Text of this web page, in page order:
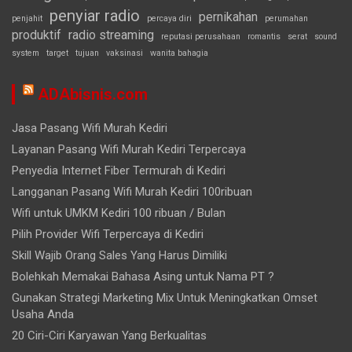
penjahit penyiar radio percaya diri pernikahan perumahan
produktif radio streaming reputasi perusahaan romantis serat
sound
system
target tujuan vaksinasi wanita bahagia
ADAbisnis.com
Jasa Pasang Wifi Murah Kediri
Layanan Pasang Wifi Murah Kediri Terpercaya
Penyedia Internet Fiber Termurah di Kediri
Langganan Pasang Wifi Murah Kediri 100ribuan
Wifi untuk UMKM Kediri 100 ribuan / Bulan
Pilih Provider Wifi Terpercaya di Kediri
Skill Wajib Orang Sales Yang Harus Dimiliki
Bolehkah Memakai Bahasa Asing untuk Nama PT ?
Gunakan Strategi Marketing Mix Untuk Meningkatkan Omset
Usaha Anda
20 Ciri-Ciri Karyawan Yang Berkualitas